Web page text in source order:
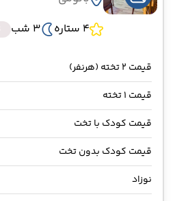
4 ستاره
3 شب
قیمت 2 تخته (هرنفر)
قیمت 1 تخته
قیمت کودک با تخت
قیمت کودک بدون تخت
نوزاد